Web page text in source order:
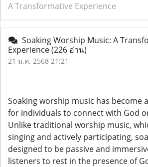
A Transformative Experience
Soaking Worship Music: A
Experience(226 อ่าน)
21 ม.ค. 2568 21:21
Soaking worship music has become
for individuals to connect with God
Unlike traditional worship music,
singing and actively participating,
designed to be passive and
listeners to rest in the presence of